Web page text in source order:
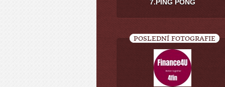
7.PING PONG
POSLEDNÍ FOTOGRAFIE